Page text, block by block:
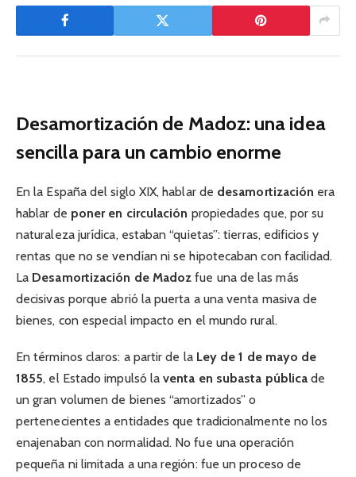
Desamortización de Madoz: una idea
sencilla para un cambio enorme
En la España del siglo XIX, hablar de desamortización era
hablar de poner en circulación propiedades que, por su
naturaleza jurídica, estaban “quietas”: tierras, edificios y
rentas que no se vendían ni se hipotecaban con facilidad.
La Desamortización de Madoz fue una de las más
decisivas porque abrió la puerta a una venta masiva de
bienes, con especial impacto en el mundo rural.
En términos claros: a partir de la Ley de 1 de mayo de
1855, el Estado impulsó laventa en subasta pública de
un gran volumen de bienes “amortizados” o
pertenecientes a entidades que tradicionalmente no los
enajenaban con normalidad. No fue una operación
pequeña ni limitada a una región: fue un proceso de